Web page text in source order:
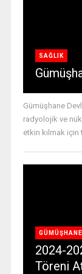
SAĞLIK
Gümüşhane
radyolojik ve
etkin kılmak için
GÜMÜŞHANE
2024-
Töreni